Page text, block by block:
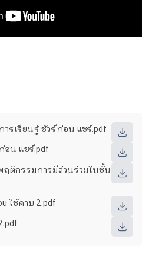
รเรียนรู้ ชัวร์ ก่อน แชร์.pdf
อน แชร์.pdf
ฤติกรรมการมีส่วนร่วมในชั้น
ใช้คาบ 2.pdf